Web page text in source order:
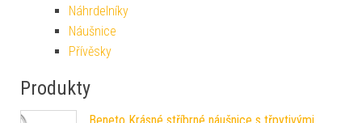
Náhrdelníky
Náušnice
Přívěsky
Produkty